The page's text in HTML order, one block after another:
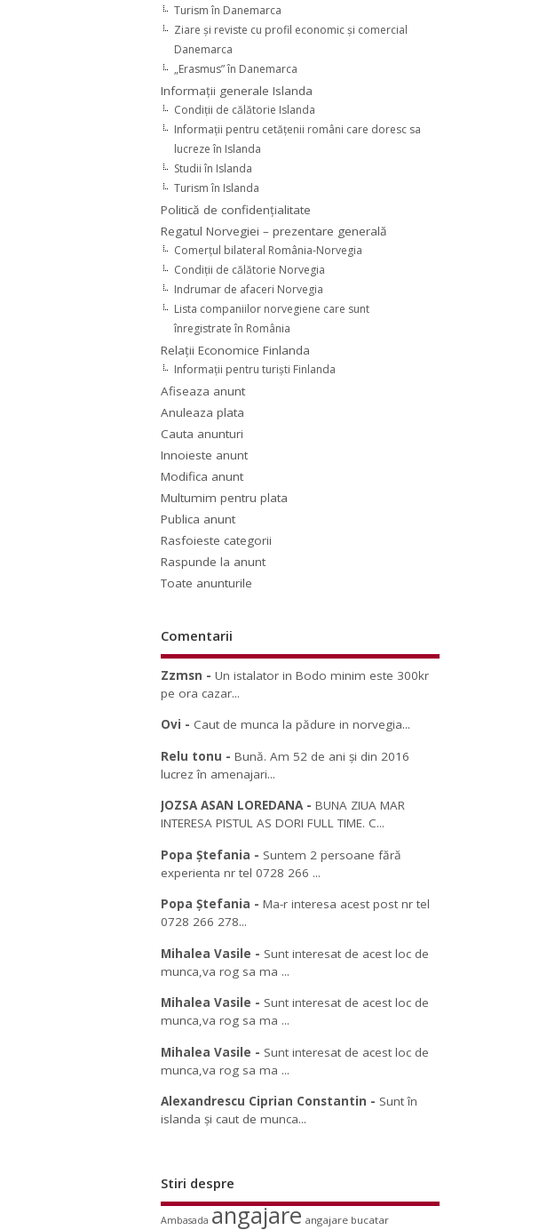
Turism în Danemarca
Ziare şi reviste cu profil economic şi comercial
Danemarca
„Erasmus” în Danemarca
Informaţii generale Islanda
Condiţii de călătorie Islanda
Informaţii pentru cetăţenii români care doresc sa
lucreze în Islanda
Studii în Islanda
Turism în Islanda
Politică de confidențialitate
Regatul Norvegiei – prezentare generală
Comerţul bilateral România-Norvegia
Condiții de călătorie Norvegia
Indrumar de afaceri Norvegia
Lista companiilor norvegiene care sunt
înregistrate în România
Relaţii Economice Finlanda
Informaţii pentru turişti Finlanda
Afiseaza anunt
Anuleaza plata
Cauta anunturi
Innoieste anunt
Modifica anunt
Multumim pentru plata
Publica anunt
Rasfoieste categorii
Raspunde la anunt
Toate anunturile
Comentarii
Zzmsn -Un istalator in Bodo minim este 300kr
pe ora cazar...
Ovi - Caut de munca la pădure in norvegia...
Relu tonu -Bună. Am 52 de ani și din 2016
lucrez în amenajari...
JOZSA ASAN LOREDANA-BUNA ZIUA MAR
INTERESA PISTUL AS DORI FULL TIME. C...
Popa Ștefania - Suntem 2 persoane fără
experienta nr tel 0728 266 ...
Popa Ștefania -Ma-r interesa acest post nr tel
0728 266 278...
Mihalea Vasile - Sunt interesat de acest loc de
munca,va rog sa ma ...
Mihalea Vasile - Sunt interesat de acest loc de
munca,va rog sa ma ...
Mihalea Vasile - Sunt interesat de acest loc de
munca,va rog sa ma ...
Alexandrescu Ciprian Constantin - Sunt în
islanda și caut de munca...
Stiri despre
Ambasada angajare angajare bucatar